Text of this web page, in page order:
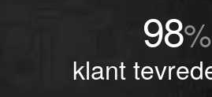
98%
klant